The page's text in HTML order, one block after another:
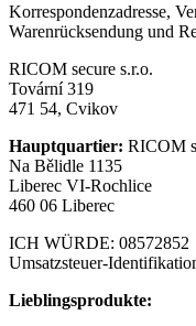
Korrespondenzadresse,
Warenrücksendung und
RICOM secure s.r.o.
Tovární 319
471 54, Cvikov
Hauptquartier: RICOM
Na Bělidle 1135
Liberec VI-Rochlice
460 06 Liberec
ICH WÜRDE: 08572852
Umsatzsteuer-
Lieblingsprodukte: